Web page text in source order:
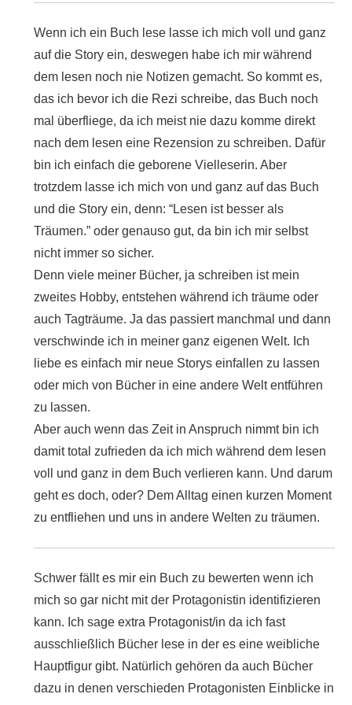
Wenn ich ein Buch lese lasse ich mich voll und ganz
auf die Story ein, deswegen habe ich mir während
dem lesen noch nie Notizen gemacht. So kommt es,
das ich bevor ich die Rezi schreibe, das Buch noch
mal überfliege, da ich meist nie dazu komme direkt
nach dem lesen eine Rezension zu schreiben. Dafür
bin ich einfach die geborene Vielleserin. Aber
trotzdem lasse ich mich von und ganz auf das Buch
und die Story ein, denn: “Lesen ist besser als
Träumen.” oder genauso gut, da bin ich mir selbst
nicht immer so sicher.
Denn viele meiner Bücher, ja schreiben ist mein
zweites Hobby, entstehen während ich träume oder
auch Tagträume. Ja das passiert manchmal und dann
verschwinde ich in meiner ganz eigenen Welt. Ich
liebe es einfach mir neue Storys einfallen zu lassen
oder mich von Bücher in eine andere Welt entführen
zu lassen.
Aber auch wenn das Zeit in Anspruch nimmt bin ich
damit total zufrieden da ich mich während dem lesen
voll und ganz in dem Buch verlieren kann. Und darum
geht es doch, oder? Dem Alltag einen kurzen Moment
zu entfliehen und uns in andere Welten zu träumen.
Schwer fällt es mir ein Buch zu bewerten wenn ich
mich so gar nicht mit der Protagonistin identifizieren
kann. Ich sage extra Protagonist/in da ich fast
ausschließlich Bücher lese in der es eine weibliche
Hauptfigur gibt. Natürlich gehören da auch Bücher
dazu in denen verschieden Protagonisten Einblicke in